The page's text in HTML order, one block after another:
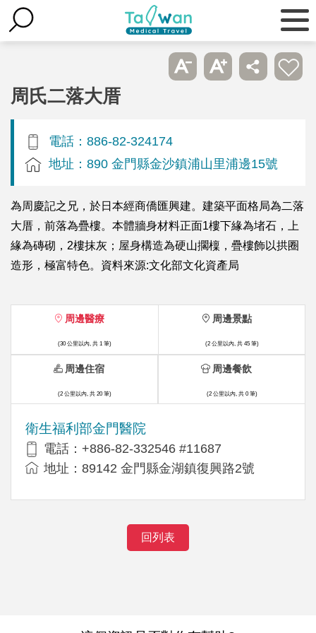
周氏二落大厝
電話：886-82-324174
地址：890 金門縣金沙鎮浦山里浦邊15號
為周慶記之兄，於日本經商僑匯興建。建築平面格局為二落
大厝，前落為疊樓。本體牆身材料正面1樓下緣為堵石，上
緣為磚砌，2樓抹灰；屋身構造為硬山擱檁，疊樓飾以拱圈
造形，極富特色。資料來源:文化部文化資產局
周邊醫療
(30 公里以內, 共 1 筆)
衛生福利部金門醫院
電話：+886-82-332546 #11687
地址：89142 金門縣金湖鎮復興路2號
周邊景點
(2 公里以內, 共 45 筆)
周邊住宿
(2 公里以內, 共 20 筆)
周邊餐飲
(2 公里以內, 共 0 筆)
回列表